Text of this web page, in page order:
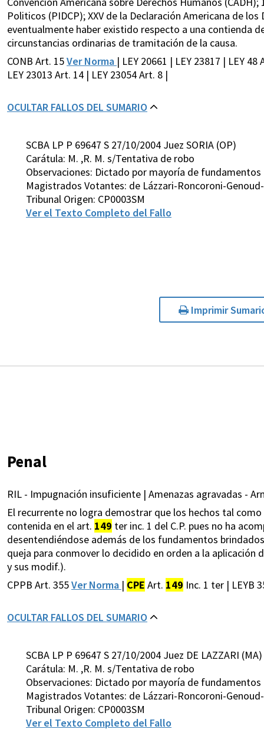
Politicos (PIDCP); XXV de la Declaración Americana de
eventualmente haber existido respecto a una contienda
circunstancias ordinarias de tramitación de la causa.
CONB Art. 15Ver Norma | LEY 20661 | LEY 23817 | LEY
LEY 23013 Art. 14 | LEY 23054 Art. 8 |
OCULTAR FALLOS DEL SUMARIO
SCBA LP P 69647 S 27/10/2004 Juez SORIA (OP)
Carátula: M. ,R. M. s/Tentativa de robo
Observaciones: Dictado por mayoría de fundamentos
Magistrados Votantes: de Lázzari-Roncoroni-
Tribunal Origen: CP0003SM
Ver el Texto Completo del Fallo
Imprimir
Penal
RIL - Impugnación insuficiente | Amenazas agravadas -
El recurrente no logra demostrar que los hechos tal
contenida en el art. 149 ter inc. 1 del C.P. pues no ha
desentendiéndose además de los fundamentos
queja para conmover lo decidido en orden a la aplicación
y sus modif.).
CPPB Art. 355Ver Norma | CPE Art. 149 Inc. 1 ter | LEYB
OCULTAR FALLOS DEL SUMARIO
SCBA LP P 69647 S 27/10/2004 Juez DE LAZZARI (MA)
Carátula: M. ,R. M. s/Tentativa de robo
Observaciones: Dictado por mayoría de fundamentos
Magistrados Votantes: de Lázzari-Roncoroni-
Tribunal Origen: CP0003SM
Ver el Texto Completo del Fallo